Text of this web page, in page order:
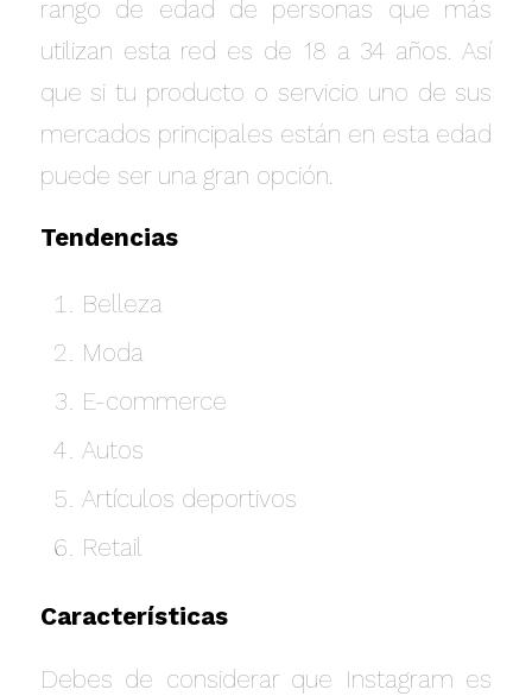
rango de edad de personas que más
utilizan esta red es de 18 a 34 años. Así
que si tu producto o servicio uno de sus
mercados principales están en esta edad
puede ser una gran opción.
Tendencias
Belleza
Moda
E-commerce
Autos
Artículos deportivos
Retail
Características
Debes de considerar que Instagram es